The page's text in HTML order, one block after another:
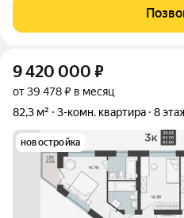
Резиденция Королей,
Объект расположен по
9 420 000 ₽
от 39 478 ₽ в месяц
82,3 м²
3-комн. квартира 8
новостройка